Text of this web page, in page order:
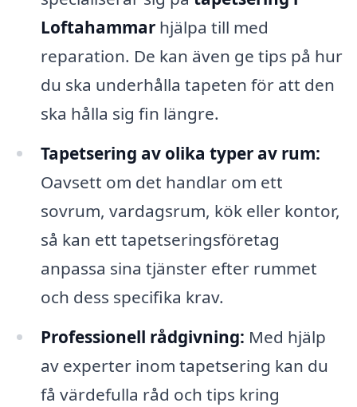
Loftahammarhjälpa till med
reparation. De kan även ge tips på hur
du ska underhålla tapeten för att den
ska hålla sig fin längre.
Tapetsering av olika typer av rum:
Oavsett om det handlar om ett
sovrum, vardagsrum, kök eller kontor,
så kan ett tapetseringsföretag
anpassa sina tjänster efter rummet
och dess specifika krav.
Professionell rådgivning: Med hjälp
av experter inom tapetsering kan du
få värdefulla råd och tips kring